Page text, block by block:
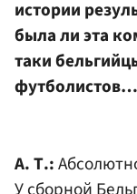
истории
была ли эта
таки
футболистов…
А. Т.: